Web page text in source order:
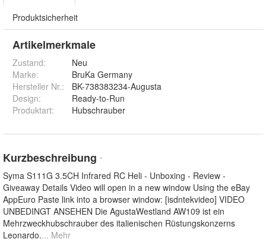
Produktsicherheit
Artikelmerkmale
Zustand:
Neu
Marke:
BruKa Germany
Hersteller Nr.:
BK-738383234-Augusta
Design:
Ready-to-Run
Produktart: Hubschrauber
Kurzbeschreibung *
Syma S111G 3.5CH Infrared RC Heli - Unboxing - Review -
Giveaway Details Video will open in a new window Using the eBay
AppEuro Paste link into a browser window: [isdntekvideo] VIDEO
UNBEDINGT ANSEHEN Die AgustaWestland AW109 ist ein
Mehrzweckhubschrauber des italienischen Rüstungskonzerns
Leonardo.... Mehr